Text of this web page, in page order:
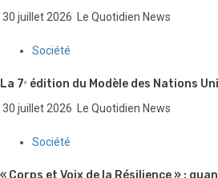
30 juillet 2026 Le Quotidien News
Société
La 7ᵉ édition du Modèle des Nations
30 juillet 2026 Le Quotidien News
Société
« Corps et Voix de la Résilience » :